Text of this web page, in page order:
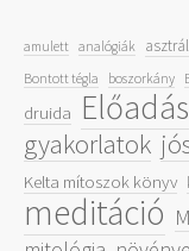
amulett analógiák
Bontott tégla
boszorkány
druida Előadás
gyakorlatok
Kelta mítoszok könyv
meditáció